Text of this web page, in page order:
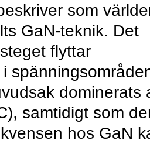
som
GaN-teknik. Det
flyttar
dominerats
samtidigt som
hos GaN